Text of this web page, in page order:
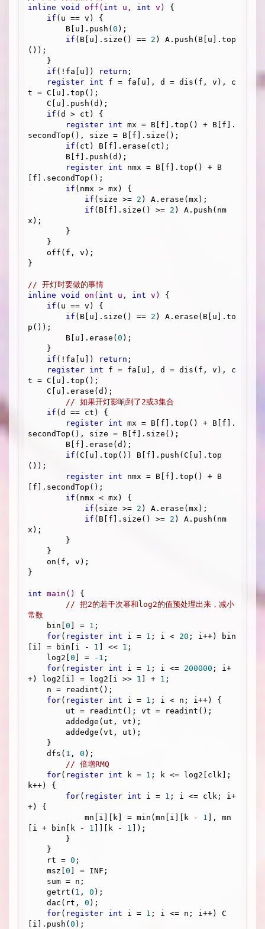
inline void off ( int u, int v)
{
if (u == v) {
        B[u].push(
0 );
if (B[u].size() == 2 ) A.push(B[u].top
());
if (!fa[u]) return ;
register int f = fa[u], d = dis(f, v), c
t = C[u].top();
if (d > ct) {
register int mx = B[f].top() + B[f].
secondTop(), size = B[f].size();
if (ct) B[f].erase(ct);
register int nmx = B[f].top() + B
[f].secondTop();
if (nmx > mx) {
if (size >= 2 ) A.erase(mx);
if (B[f].size() >= 2 ) A.push(nm
x);
}
// 开灯时要做的事情
inline void on ( int u, int v)
{
if (u == v) {
if (B[u].size() == 2 ) A.erase(B[u].to
p());
        B[u].erase(
0 );
if (!fa[u]) return ;
register int f = fa[u], d = dis(f, v), c
t = C[u].top();
// 如果开灯影响到了2或3集合
if (d == ct) {
register int mx = B[f].top() + B[f].
secondTop(), size = B[f].size();
if (C[u].top()) B[f].push(C[u].top
());
register int nmx = B[f].top() + B
[f].secondTop();
if (nmx < mx) {
if (size >= 2 ) A.erase(mx);
if (B[f].size() >= 2 ) A.push(nm
x);
}
int main ()
{
// 把2的若干次幂和log2的值预处理出来，减小
常数
    bin[
0 ] = 1 ;
for( register int i = 1 ; i < 20 ; i++) bin
[i] = bin[i - 1 ] << 1 ;
    log2[
0 ] = -1 ;
for( register int i = 1 ; i <= 200000 ; i+
+) log2[i] = log2[i >> 1 ] + 1 ;
for( register int i = 1 ; i < n; i++) {
    dfs(
1 , 0 );
// 倍增RMQ
for( register int k = 1 ; k <= log2[clk];
k++) {
for( register int i = 1 ; i <= clk; i+
+) {
            mn[i][k] = min(mn[i][k -
1 ], mn
[i + bin[k - 1 ]][k - 1 ]);
    rt =
0 ;
    msz[
0 ] = INF;
    getrt(
1 , 0 );
    dac(rt,
0 );
for( register int i = 1 ; i <= n; i++) C
[i].push( 0 );